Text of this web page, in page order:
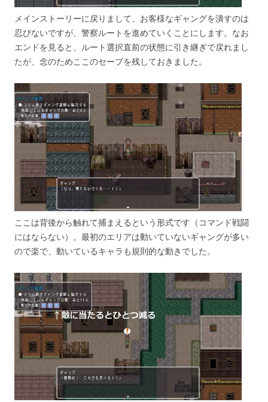
メインストーリーに戻りまして、お客様なギャングを潰すのは
忍びないですが、警察ルートを進めていくことにします。なお
エンドを見ると、ルート選択直前の状態に引き継ぎで戻れまし
たが、念のためここのセーブを残しておきました。
ここは背後から触れて捕まえるという形式です（コマンド戦闘
にはならない）。最初のエリアは動いていないギャングが多い
ので楽で、動いているキャラも規則的な動きでした。